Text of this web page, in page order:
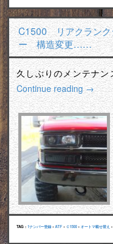
C1500 リアクラン
ー 構造変更……
久しぶりのメンテナ
Continue reading→
TAG : 1ナンバー登録 • ATF • Ｃ1500 • オートマ載せ替え •